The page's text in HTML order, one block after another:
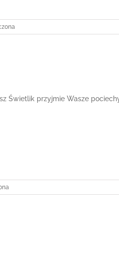
Świetlik przyjmie Wasze